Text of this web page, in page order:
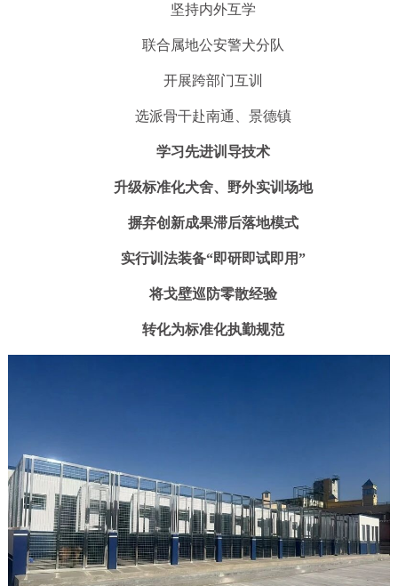
坚持内外互学
联合属地公安警犬分队
开展跨部门互训
选派骨干赴南通、景德镇
学习先进训导技术
升级标准化犬舍、野外实训场地
摒弃创新成果滞后落地模式
实行训法装备“即研即试即用”
将戈壁巡防零散经验
转化为标准化执勤规范